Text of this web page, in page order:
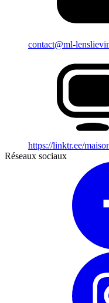
contact@ml-
https://linktr.ee/
Réseaux sociaux